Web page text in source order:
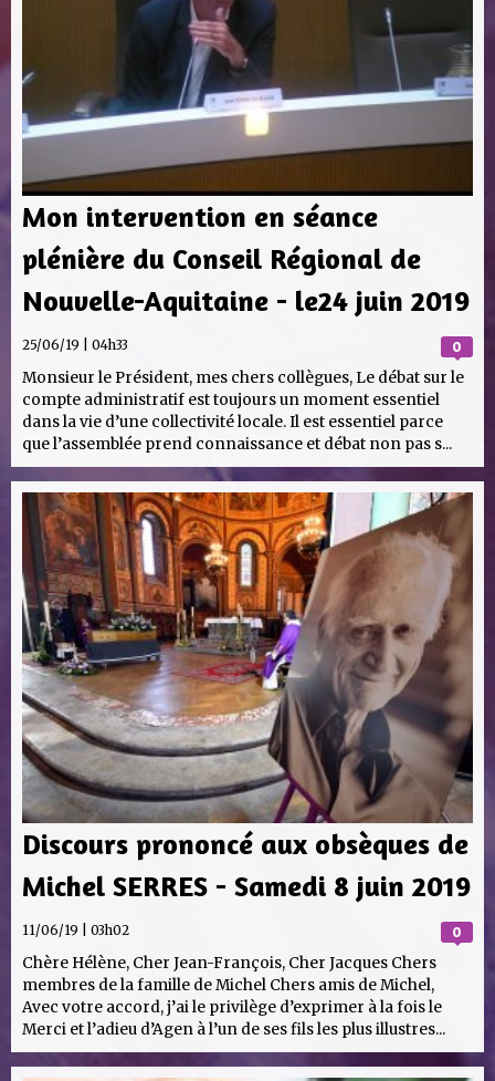
Mon intervention en séance
plénière du Conseil Régional de
Nouvelle-Aquitaine - le24 juin 2019
0
25/06/19 | 04h33
Monsieur le Président, mes chers collègues, Le débat sur le
compte administratif est toujours un moment essentiel
dans la vie d’une collectivité locale. Il est essentiel parce
que l’assemblée prend connaissance et débat non pas s...
Discours prononcé aux obsèques de
Michel SERRES - Samedi 8 juin 2019
0
11/06/19 | 03h02
Chère Hélène, Cher Jean-François, Cher Jacques Chers
membres de la famille de Michel Chers amis de Michel,
Avec votre accord, j’ai le privilège d’exprimer à la fois le
Merci et l’adieu d’Agen à l’un de ses fils les plus illustres...